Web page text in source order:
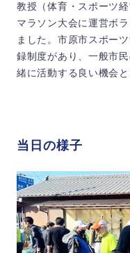
教授（体育・スポーツ
マラソン大会に運営ボ
ました。市原市スポー
録制度があり、一般市
緒に活動する良い機会
当日の様子